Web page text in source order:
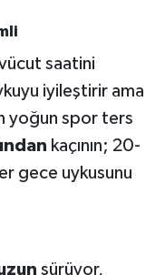
saatini
iyileştirir ama
yoğun spor ters
kaçının; 20-
gece uykusunu
sürüyor,